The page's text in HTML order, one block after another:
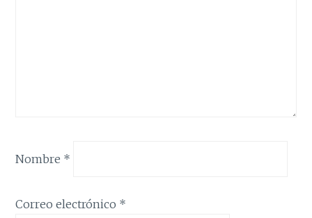
Nombre *
Correo electrónico *